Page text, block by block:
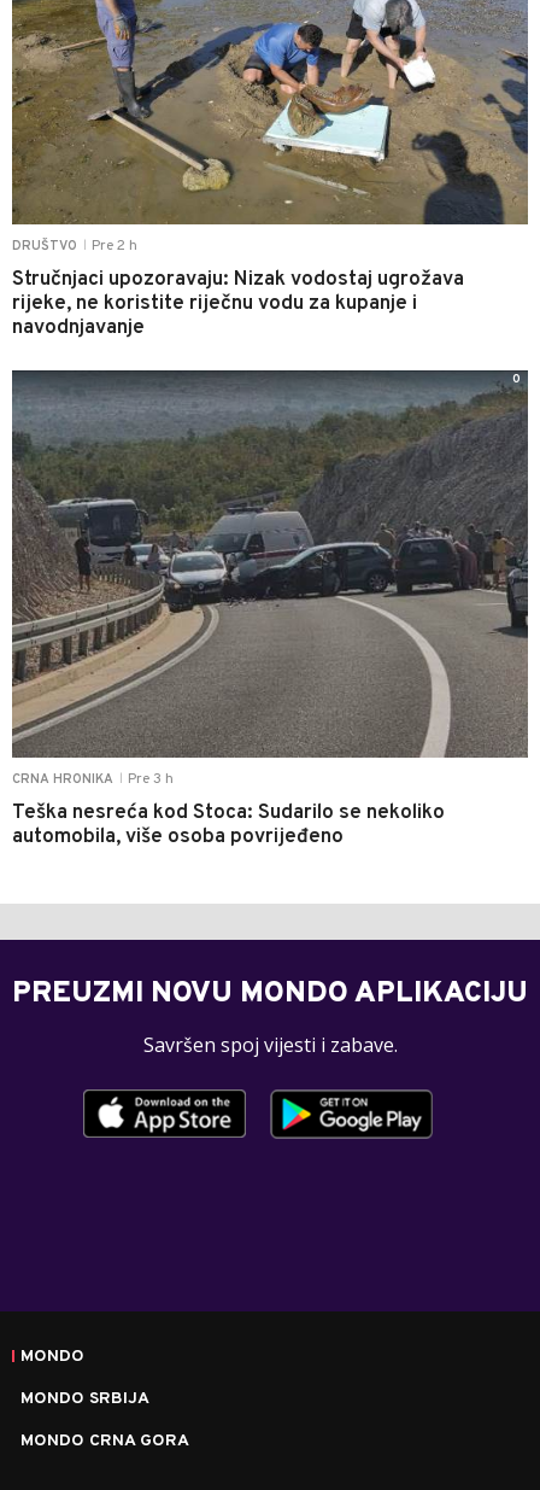
DRUŠTVO Pre 2 h
Stručnjaci upozoravaju: Nizak vodostaj ugrožava
rijeke, ne koristite riječnu vodu za kupanje i
navodnjavanje
CRNA HRONIKA Pre 3 h
Teška nesreća kod Stoca: Sudarilo se nekoliko
automobila, više osoba povrijeđeno
0
PREUZMI NOVU MONDO APLIKACIJU
Savršen spoj vijesti i zabave.
MONDO
MONDO SRBIJA
MONDO CRNA GORA